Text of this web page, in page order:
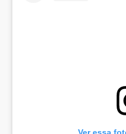
Ver essa